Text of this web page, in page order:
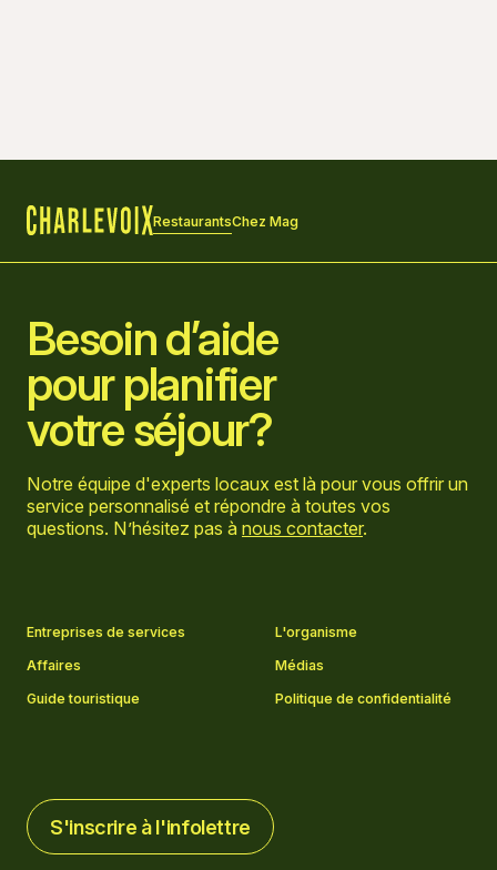
RestaurantsChez Mag
Besoin d’aide
pour planifier
votre séjour?
Notre équipe d'experts locaux est là pour vous offrir un
service personnalisé et répondre à toutes vos
questions. N’hésitez pas à nous contacter.
Entreprises de services
L'organisme
Affaires
Médias
Guide touristique
Politique de confidentialité
S'inscrire à l'infolettre
S'inscrire à l'infolettre